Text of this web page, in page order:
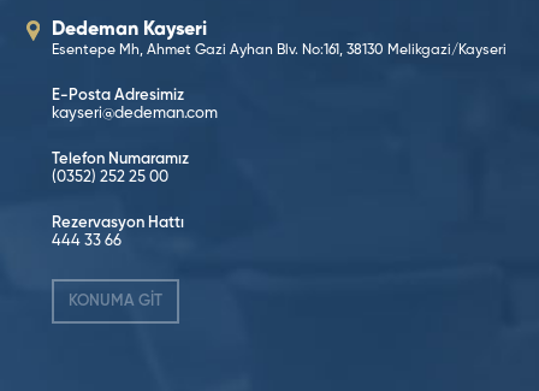
Dedeman Kayseri
Esentepe Mh, Ahmet Gazi Ayhan Blv. No:161, 38130 Melikgazi/Kayseri
E-Posta Adresimiz
kayseri@dedeman.com
Telefon Numaramız
(0352) 252 25 00
Rezervasyon Hattı
444 33 66
KONUMA GİT